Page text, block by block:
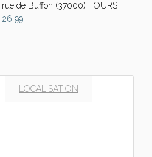
rue de Buffon (37000) TOURS
99
LOCALISATION